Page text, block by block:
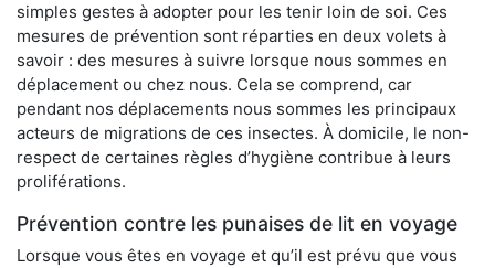
simples gestes à adopter pour les tenir loin de soi. Ces
mesures de prévention sont réparties en deux volets à
savoir : des mesures à suivre lorsque nous sommes en
déplacement ou chez nous. Cela se comprend, car
pendant nos déplacements nous sommes les principaux
acteurs de migrations de ces insectes. À domicile, le non-
respect de certaines règles d’hygiène contribue à leurs
proliférations.
Prévention contre les punaises de lit en voyage
Lorsque vous êtes en voyage et qu’il est prévu que vous